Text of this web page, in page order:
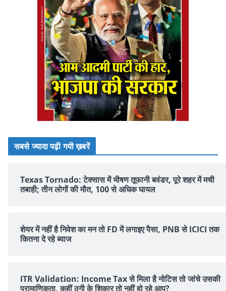
सबसे ज्यादा पढ़ी गयी ख़बरें
Texas Tornado: टेक्सास में भीषण तूफानी बवंडर, पूरे शहर में मची
तबाही; तीन लोगों की मौत, 100 से अधिक घायल
शेयर में नहीं है न‍िवेश का मन तो FD में लगाइए पैसा, PNB से ICICI तक
क‍ितना दे रहे ब्‍याज
ITR Validation: Income Tax से मिला है नोटिस तो जांचे उसकी
प्रामाणिकता, कहीं ठगी के शिकार तो नहीं हो रहे आप?